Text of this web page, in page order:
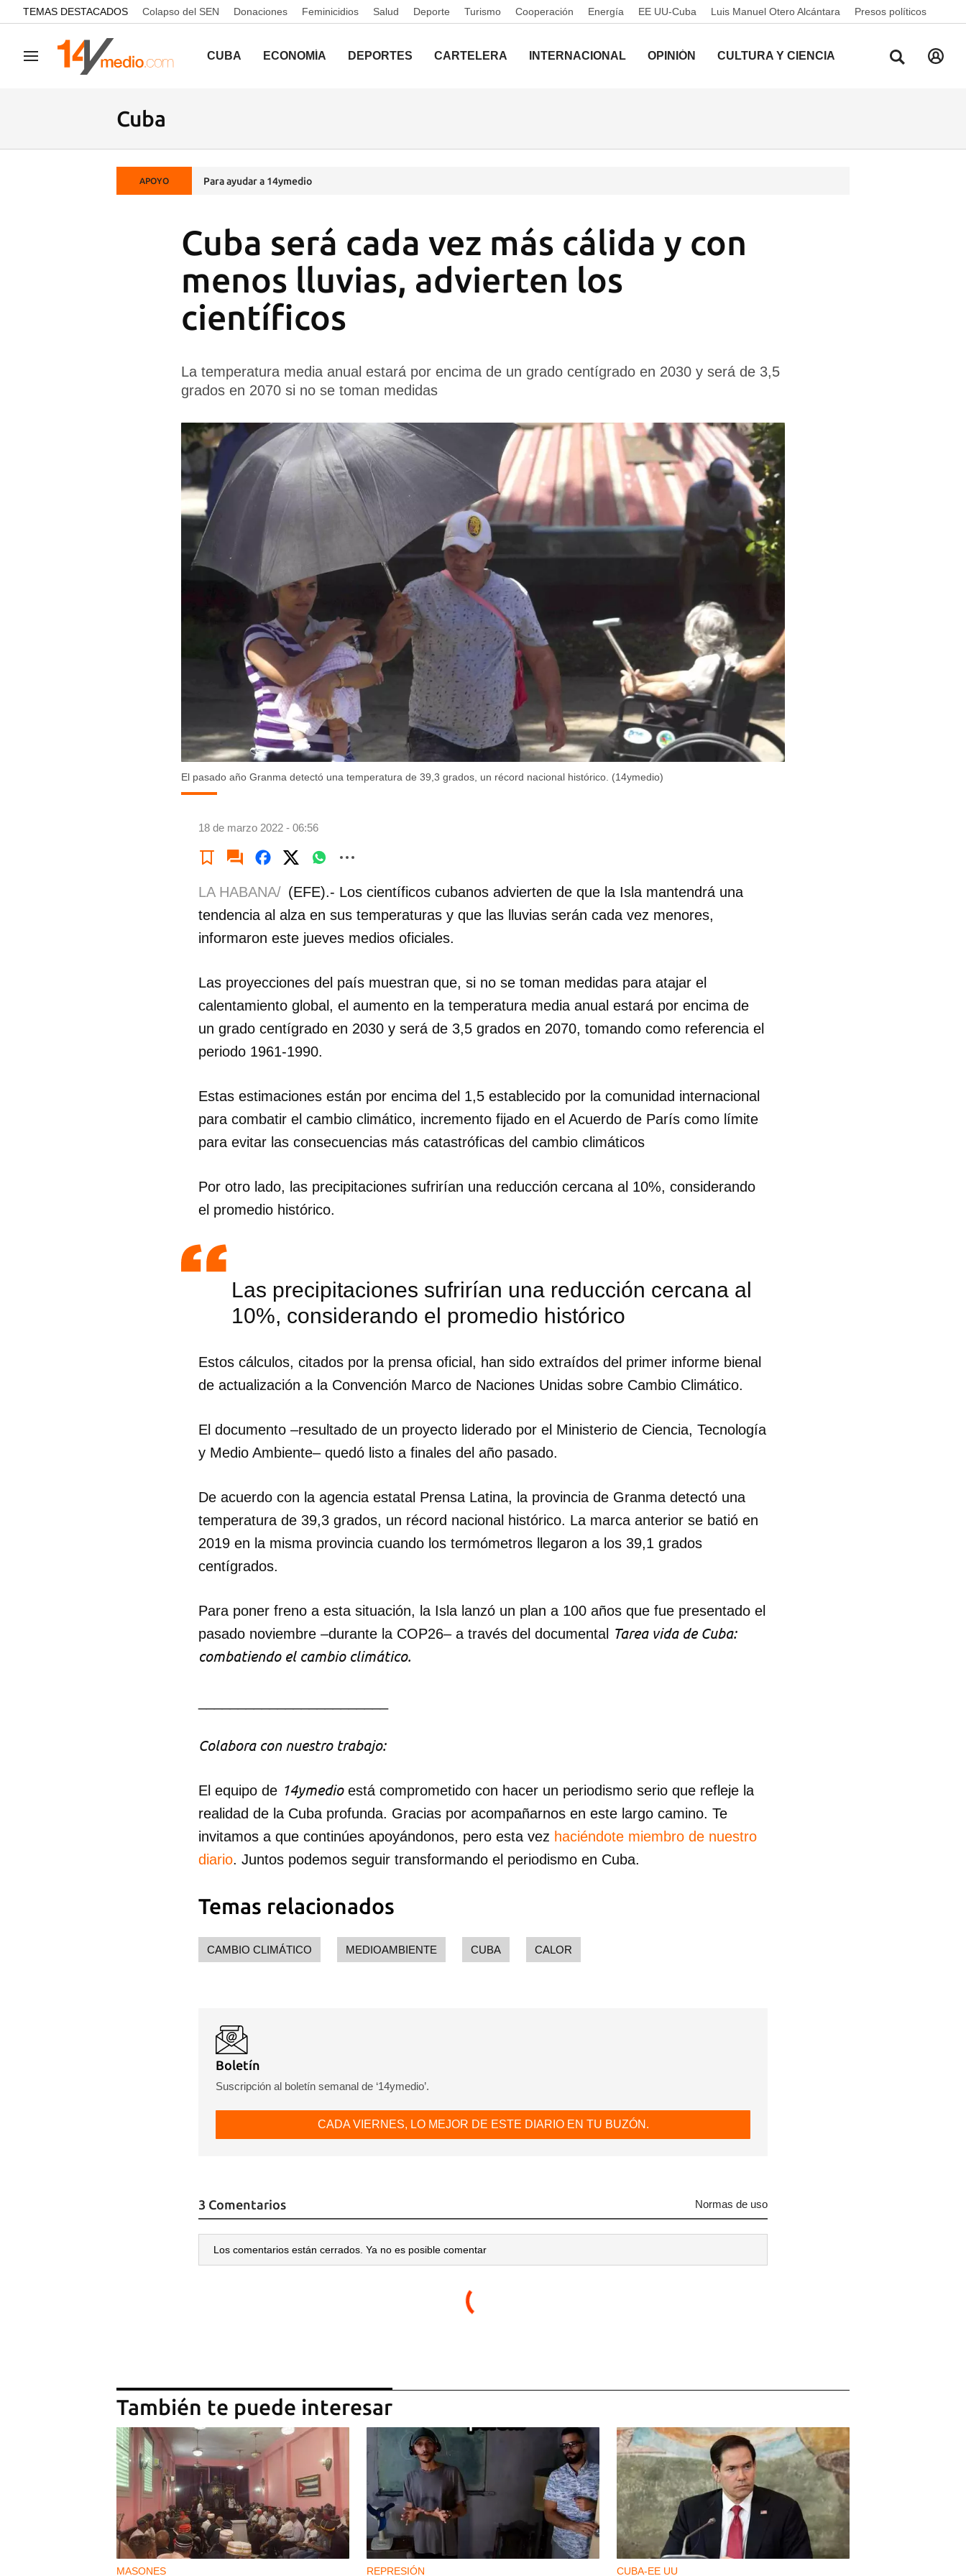
common.go-to-content
TEMAS DESTACADOS Colapso del SEN Donaciones Feminicidios Salud Deporte Turismo Cooperación Energía EE UU-Cuba Luis Manuel Otero Alcántara Presos políticos
Navegación CUBA ECONOMÍA DEPORTES CARTELERA INTERNACIONAL OPINIÓN CULTURA Y CIENCIA
Cuba
APOYO Para ayudar a 14ymedio
Cuba será cada vez más cálida y con
menos lluvias, advierten los
científicos
La temperatura media anual estará por encima de un grado centígrado en 2030 y será de 3,5
grados en 2070 si no se toman medidas
El pasado año Granma detectó una temperatura de 39,3 grados, un récord nacional histórico. (14ymedio)
18 de marzo 2022 - 06:56
LA HABANA/ (EFE).- Los científicos cubanos advierten de que la Isla mantendrá una
tendencia al alza en sus temperaturas y que las lluvias serán cada vez menores,
informaron este jueves medios oficiales.
Las proyecciones del país muestran que, si no se toman medidas para atajar el
calentamiento global, el aumento en la temperatura media anual estará por encima de
un grado centígrado en 2030 y será de 3,5 grados en 2070, tomando como referencia el
periodo 1961-1990.
Estas estimaciones están por encima del 1,5 establecido por la comunidad internacional
para combatir el cambio climático, incremento fijado en el Acuerdo de París como límite
para evitar las consecuencias más catastróficas del cambio climáticos
Por otro lado, las precipitaciones sufrirían una reducción cercana al 10%, considerando
el promedio histórico.
Las precipitaciones sufrirían una reducción cercana al
10%, considerando el promedio histórico
Estos cálculos, citados por la prensa oficial, han sido extraídos del primer informe bienal
de actualización a la Convención Marco de Naciones Unidas sobre Cambio Climático.
El documento –resultado de un proyecto liderado por el Ministerio de Ciencia, Tecnología
y Medio Ambiente– quedó listo a finales del año pasado.
De acuerdo con la agencia estatal Prensa Latina, la provincia de Granma detectó una
temperatura de 39,3 grados, un récord nacional histórico. La marca anterior se batió en
2019 en la misma provincia cuando los termómetros llegaron a los 39,1 grados
centígrados.
Para poner freno a esta situación, la Isla lanzó un plan a 100 años que fue presentado el
pasado noviembre –durante la COP26– a través del documental Tarea vida de Cuba:
combatiendo el cambio climático.
Colabora con nuestro trabajo:
El equipo de 14ymedioestá comprometido con hacer un periodismo serio que refleje la
realidad de la Cuba profunda. Gracias por acompañarnos en este largo camino. Te
invitamos a que continúes apoyándonos, pero esta vez haciéndote miembro de nuestro
diario. Juntos podemos seguir transformando el periodismo en Cuba.
Temas relacionados
CAMBIO CLIMÁTICO MEDIOAMBIENTE CUBA CALOR
Boletín
Suscripción al boletín semanal de ‘14ymedio’.
CADA VIERNES, LO MEJOR DE ESTE DIARIO EN TU BUZÓN.
3 Comentarios Normas de uso
Los comentarios están cerrados. Ya no es posible comentar
También te puede interesar
MASONES REPRESIÓN CUBA-EE UU